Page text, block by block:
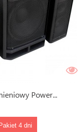
Power...
Pakiet 4 dni